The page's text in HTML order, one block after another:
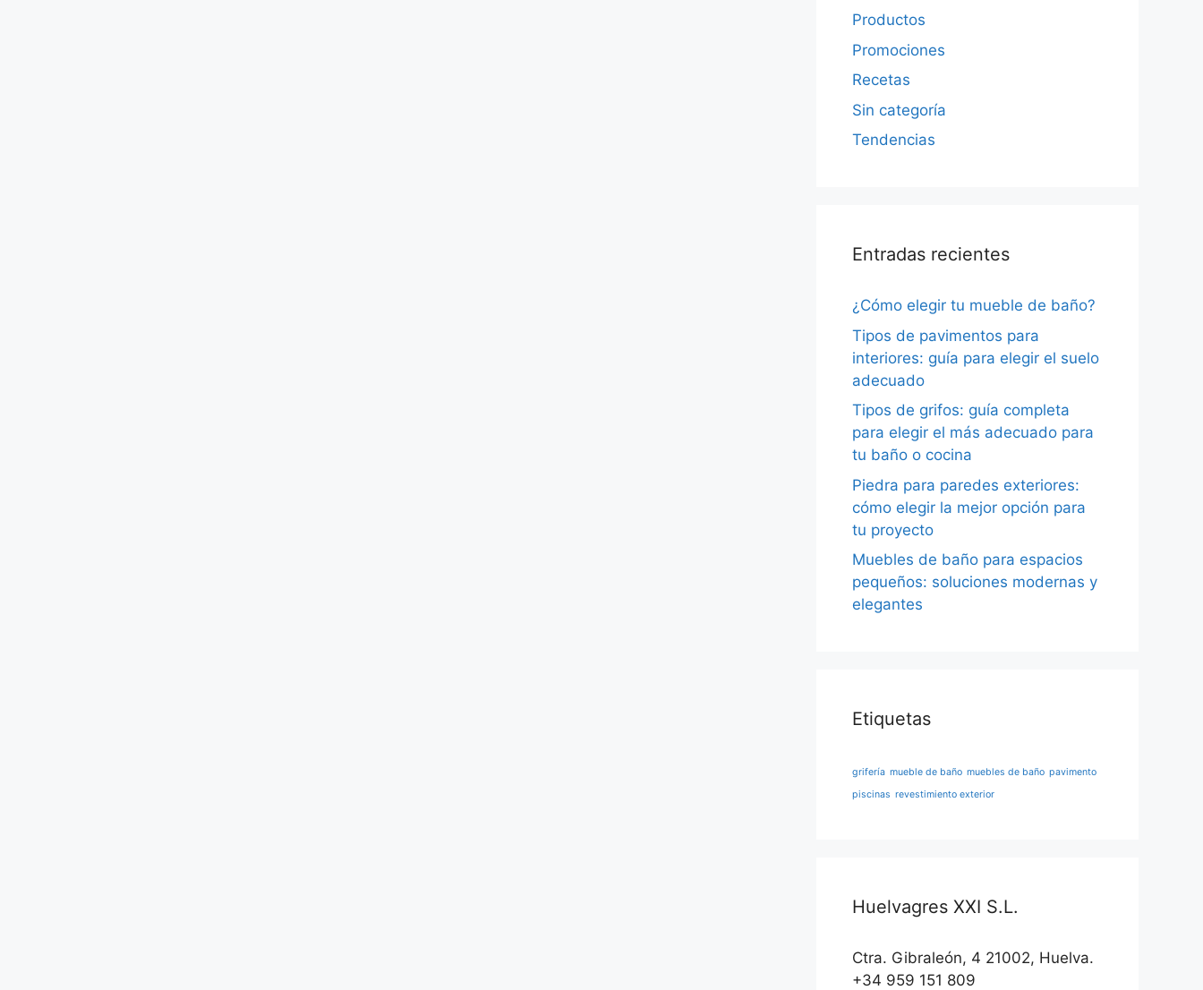
Productos
Promociones
Recetas
Sin categoría
Tendencias
Entradas recientes
¿Cómo elegir tu mueble de baño?
Tipos de pavimentos para
interiores: guía para elegir el suelo
adecuado
Tipos de grifos: guía completa
para elegir el más adecuado para
tu baño o cocina
Piedra para paredes exteriores:
cómo elegir la mejor opción para
tu proyecto
Muebles de baño para espacios
pequeños: soluciones modernas y
elegantes
Etiquetas
grifería mueble de baño muebles de baño pavimento
piscinas revestimiento exterior
Huelvagres XXI S.L.
Ctra. Gibraleón, 4 21002, Huelva.
+34 959 151 809